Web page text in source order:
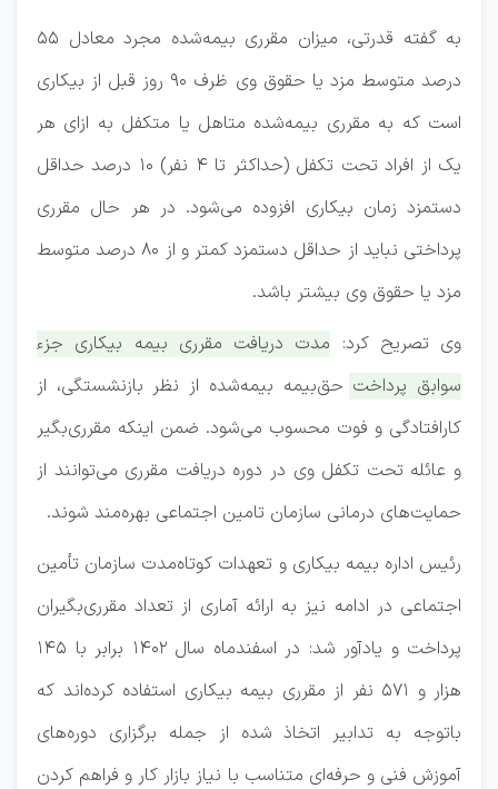
به گفته قدرتی، میزان مقرری بیمه‌شده مجرد معادل ۵۵
درصد متوسط مزد یا حقوق وی ظرف ۹۰ روز قبل از بیکاری
است که به مقرری بیمه‌شده متاهل یا متکفل به ازای هر
یک از افراد تحت تکفل (حداکثر تا ۴ نفر) ۱۰ درصد حداقل
دستمزد زمان بیکاری افزوده می‏‌شود. در هر حال مقرری
پرداختی نباید از حداقل دستمزد کمتر و از ۸۰ درصد متوسط
مزد یا حقوق وی بیشتر باشد.
وی تصریح کرد: مدت دریافت مقرری بیمه بیکاری جزء
سوابق پرداخت حق‌بیمه بیمه‌شده از نظر بازنشستگی، از
کارافتادگی و فوت محسوب می‌شود. ضمن اینکه مقرری‌بگیر
و عائله تحت تکفل وی در دوره دریافت مقرری می‌توانند از
حمایت‌های درمانی سازمان تامین اجتماعی بهره‌مند شوند.
رئیس اداره بیمه بیکاری و تعهدات کوتاه‌مدت سازمان تأمین
اجتماعی در ادامه نیز به ارائه آماری از تعداد مقرری‌بگیران
پرداخت و یادآور شد: در اسفندماه سال ۱۴۰۲ برابر با ۱۴۵
هزار و ۵۷۱ نفر از مقرری بیمه بیکاری استفاده کرده‌اند که
باتوجه به تدابیر اتخاذ شده از جمله برگزاری دوره‌های
آموزش فنی و حرفه‌ای متناسب با نیاز بازار کار و فراهم کردن